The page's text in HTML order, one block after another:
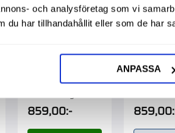
och analysföretag som vi
du har tillhandahållit eller som de har
ANPASSA
Garanti 1 år. Köpa
Förpackad om 1 st.
859,00:-
Luftfilter
Garanti 1
Förpackad
859,00